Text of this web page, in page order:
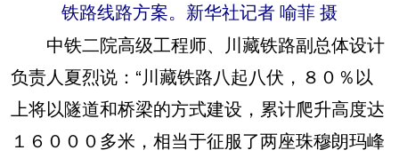
铁路线路方案。新华社记者 喻菲 摄
中铁二院高级工程师、川藏铁路副总体设计
负责人夏烈说：“川藏铁路八起八伏，８０％以
上将以隧道和桥梁的方式建设，累计爬升高度达
１６０００多米，相当于征服了两座珠穆朗玛峰